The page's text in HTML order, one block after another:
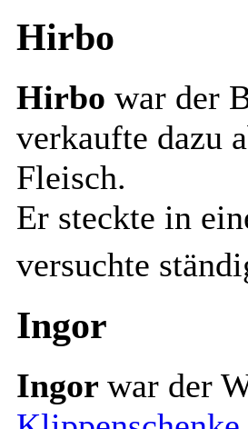
Hirbo
Hirbo war der
verkaufte dazu
Fleisch.
Er steckte in
versuchte
Ingor
Ingor war der